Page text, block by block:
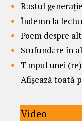
Rostul
Îndemn la
Poem despre
Scufundare în
Timpul unei
Afișează toată
Video